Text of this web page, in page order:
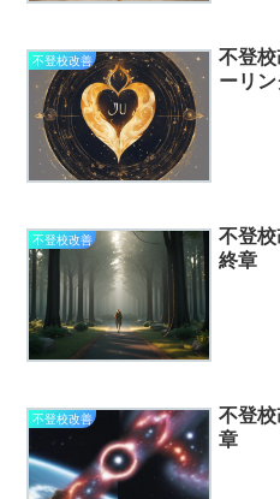
不登校改善
不登
ーリ
不登校改善
不登
終章
不登校改善
不登
章